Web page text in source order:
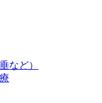
など）